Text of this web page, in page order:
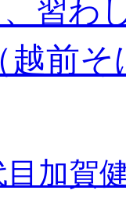
習わ
越前そ
加賀